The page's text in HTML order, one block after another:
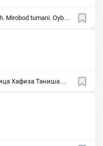
Mirobod tumani. Oybek
Хафиза Таниша